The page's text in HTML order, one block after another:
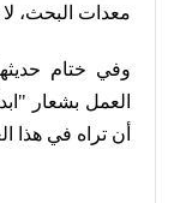
معدات البحث،
وفي ختام
العمل بشعار
أن تراه في هذا